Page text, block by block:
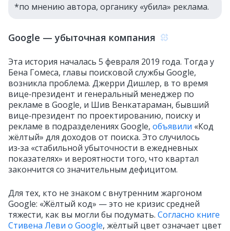
*по мнению автора, органику «убила» реклама.
Google — убыточная компания
Эта история началась 5 февраля 2019 года. Тогда у
Бена Гомеса, главы поисковой службы Google,
возникла проблема. Джерри Дишлер, в то время
вице‑президент и генеральный менеджер по
рекламе в Google, и Шив Венкатараман, бывший
вице‑президент по проектированию, поиску и
рекламе в подразделениях Google, объявили «Код
жёлтый» для доходов от поиска. Это случилось
из‑за «стабильной убыточности в ежедневных
показателях» и вероятности того, что квартал
закончится со значительным дефицитом.
Для тех, кто не знаком с внутренним жаргоном
Google: «Жёлтый код» — это не кризис средней
тяжести, как вы могли бы подумать. Согласно книге
Стивена Леви о Google, жёлтый цвет означает цвет